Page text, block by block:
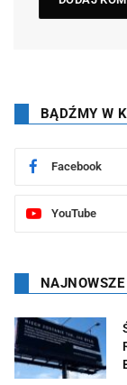
BĄDŹMY W
Facebook
YouTube
NAJNOWSZE